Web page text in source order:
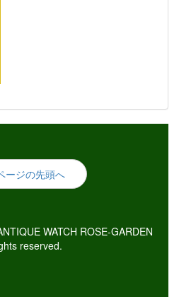
ージの先頭へ
WATCH ROSE-GARDEN
reserved.